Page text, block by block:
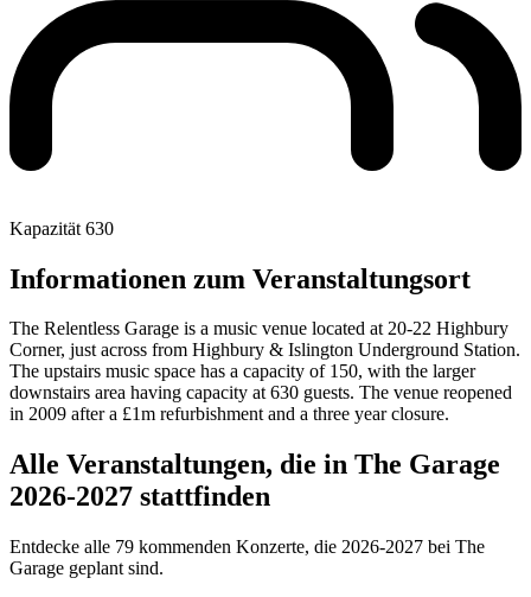
Kapazität 630
Informationen zum Veranstaltungsort
The Relentless Garage is a music venue located at 20-22 Highbury
Corner, just across from Highbury & Islington Underground Station.
The upstairs music space has a capacity of 150, with the larger
downstairs area having capacity at 630 guests. The venue reopened
in 2009 after a £1m refurbishment and a three year closure.
Alle Veranstaltungen, die in The Garage
2026-2027 stattfinden
Entdecke alle 79 kommenden Konzerte, die 2026-2027 bei The
Garage geplant sind.